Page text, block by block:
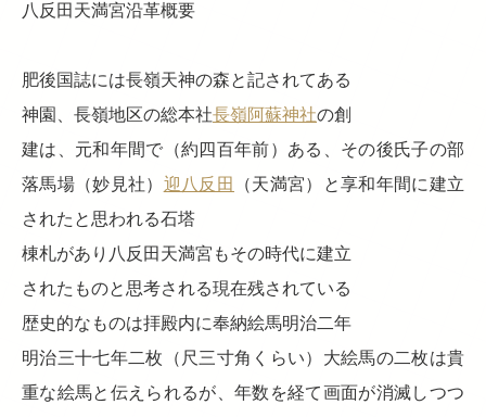
八反田天満宮沿革概要
肥後国誌には長嶺天神の森と記されてある
神園、長嶺地区の総本社長嶺阿蘇神社の創
建は、元和年間で（約四百年前）ある、その後氏子の部
落馬場（妙見社） 迎八反田
（天満宮）と享和年間に建立
されたと思われる石塔
棟札があり八反田天満宮もその時代に建立
されたものと思考される現在残されている
歴史的なものは拝殿内に奉納絵馬明治二年
明治三十七年二枚（尺三寸角くらい）大絵馬の二枚は貴
重な絵馬と伝えられるが、年数を経て画面が消滅しつつ